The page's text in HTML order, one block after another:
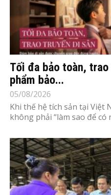
Tối đa bảo toàn,
phẩm bảo...
05/08/2026
Khi thế hệ tích sản tại Việt
không phải “làm sao để có